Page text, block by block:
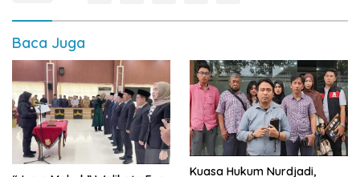
Baca Juga
Kuasa Hukum Nurdjadi,